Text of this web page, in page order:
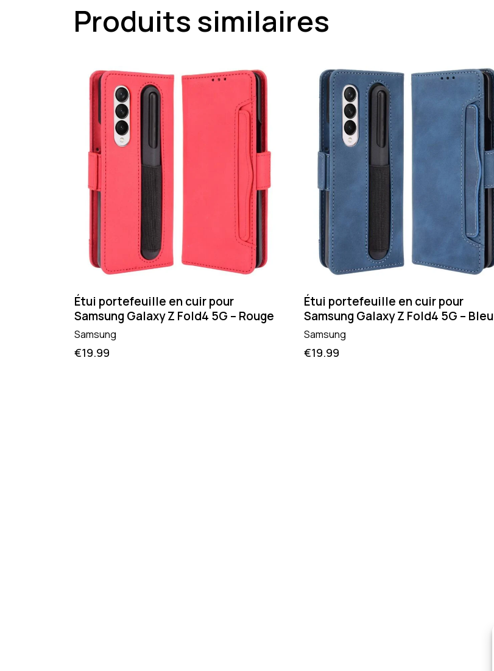
Produits similaires
Étui portefeuille en cuir pour
Samsung Galaxy Z Fold4 5G – Rouge
Samsung
€19.99
Étui portefeuille en cuir pour
Samsung Galaxy Z Fold4 5G – Bleu
Samsung
€19.99